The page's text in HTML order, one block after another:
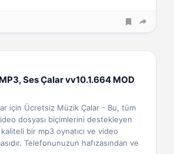
Ses Çalar vv10.1.664 MOD
için Ücretsiz Müzik Çalar - Bu, tüm
dosyası biçimlerini destekleyen
bir mp3 oynatıcı ve video
Telefonunuzun hafızasından ve